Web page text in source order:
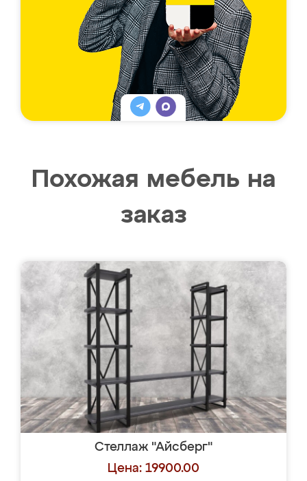
Похожая мебель на
заказ
Стеллаж "Айсберг"
Цена: 19900.00